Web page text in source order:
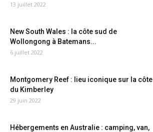
13 juillet 2022
New South Wales : la côte sud de
Wollongong à Batemans...
6 juillet 2022
Montgomery Reef : lieu iconique sur la côte
du Kimberley
29 juin 2022
Hébergements en Australie : camping, van,